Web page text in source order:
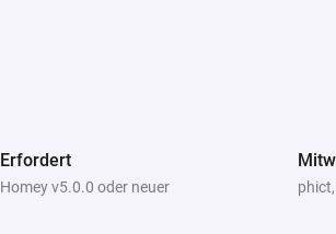
Erfordert
Homey v5.0.0 oder neuer